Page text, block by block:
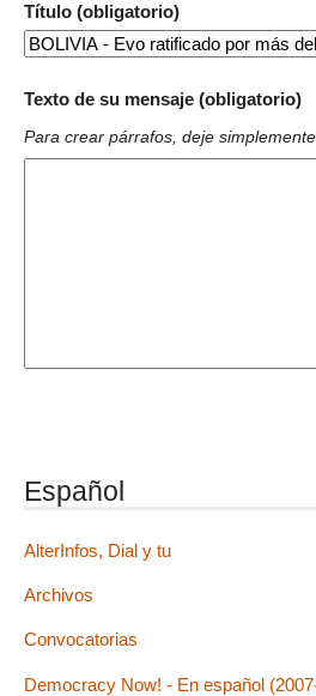
Título (obligatorio)
Texto de su mensaje (obligatorio)
Para crear párrafos, deje
Español
AlterInfos, Dial y tu
Archivos
Convocatorias
Democracy Now! - En español